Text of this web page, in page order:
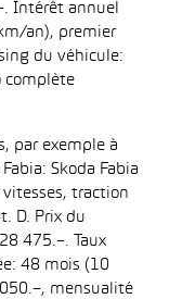
Intérêt annuel
an), premier
du véhicule:
complète
par exemple à
Skoda Fabia
traction
D. Prix du
475.–. Taux
48 mois (10
mensualité